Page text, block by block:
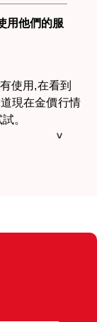
收購價格非常
的。
用他們的服
使用,在看到
現在金價行情
。
是在看到店